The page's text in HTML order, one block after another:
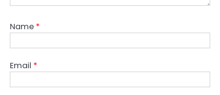
Name *
Email *